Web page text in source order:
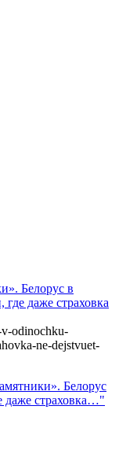
Белорус в
даже страховка
odinochku-
ne-dejstvuet-
Белорус
даже страховка…"